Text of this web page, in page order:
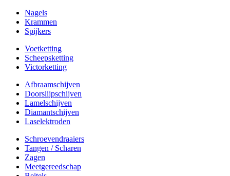
Nagels
Krammen
Spijkers
Voetketting
Scheepsketting
Victorketting
Afbraamschijven
Doorslijpschijven
Lamelschijven
Diamantschijven
Laselektroden
Schroevendraaiers
Tangen / Scharen
Zagen
Meetgereedschap